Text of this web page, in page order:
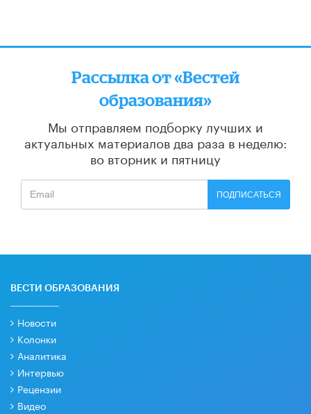
Рассылка от «Вестей
образования»
Мы отправляем подборку лучших и
актуальных материалов два раза в неделю:
во вторник и пятницу
ПОДПИСАТЬСЯ
ВЕСТИ ОБРАЗОВАНИЯ
Новости
Колонки
Аналитика
Интервью
Рецензии
Видео